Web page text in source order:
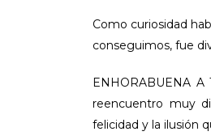
Como curiosidad
conseguimos, fue
ENHORABUENA
reencuentro muy
felicidad y la ilusión